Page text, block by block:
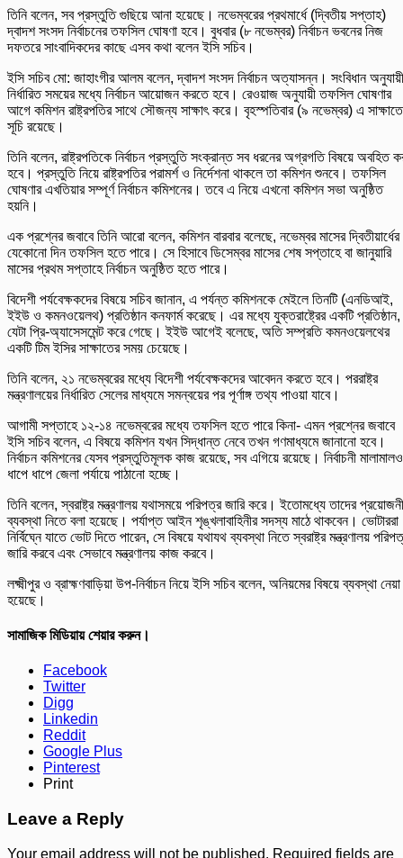
তিনি বলেন, সব প্রস্তুতি গুছিয়ে আনা হয়েছে। নভেম্বরের প্রথমার্ধে (দ্বিতীয় সপ্তাহ)
দ্বাদশ সংসদ নির্বাচনের তফসিল ঘোষণা হবে। বুধবার (৮ নভেম্বর) নির্বাচন ভবনের নিজ
দফতরে সাংবাদিকদের কাছে এসব কথা বলেন ইসি সচিব।
ইসি সচিব মো: জাহাংগীর আলম বলেন, দ্বাদশ সংসদ নির্বাচন অত্যাসন্ন। সংবিধান অনুযায়ী
নির্ধারিত সময়ের মধ্যে নির্বাচন আয়োজন করতে হবে। রেওয়াজ অনুযায়ী তফসিল ঘোষণার
আগে কমিশন রাষ্ট্রপতির সাথে সৌজন্য সাক্ষাৎ করে। বৃহস্পতিবার (৯ নভেম্বর) এ
সূচি রয়েছে।
তিনি বলেন, রাষ্ট্রপতিকে নির্বাচন প্রস্তুতি সংক্রান্ত সব ধরনের অগ্রগতি বিষয়ে অবহিত
হবে। প্রস্তুতি নিয়ে রাষ্ট্রপতির পরামর্শ ও নির্দেশনা থাকলে তা কমিশন শুনবে। তফসিল
ঘোষণার এখতিয়ার সম্পূর্ণ নির্বাচন কমিশনের। তবে এ নিয়ে এখনো কমিশন সভা অনুষ্ঠিত
হয়নি।
এক প্রশ্নের জবাবে তিনি আরো বলেন, কমিশন বারবার বলেছে, নভেম্বর মাসের দ্বিতীয়ার্ধের
যেকোনো দিন তফসিল হতে পারে। সে হিসাবে ডিসেম্বর মাসের শেষ সপ্তাহে বা জানুয়ারি
মাসের প্রথম সপ্তাহে নির্বাচন অনুষ্ঠিত হতে পারে।
বিদেশী পর্যবেক্ষকদের বিষয়ে সচিব জানান, এ পর্যন্ত কমিশনকে মেইলে তিনটি (এনডিআই,
ইইউ ও কমনওয়েলথ) প্রতিষ্ঠান কনফার্ম করেছে। এর মধ্যে যুক্তরাষ্ট্রের একটি প্রতিষ্ঠান,
যেটা প্রি-অ্যাসেসমেন্ট করে গেছে। ইইউ আগেই বলেছে, অতি সম্প্রতি কমনওয়েলথের
একটি টিম ইসির সাক্ষাতের সময় চেয়েছে।
তিনি বলেন, ২১ নভেম্বরের মধ্যে বিদেশী পর্যবেক্ষকদের আবেদন করতে হবে। পররাষ্ট্র
মন্ত্রণালয়ের নির্ধারিত সেলের মাধ্যমে সমন্বয়ের পর পূর্ণাঙ্গ তথ্য পাওয়া যাবে।
আগামী সপ্তাহে ১২-১৪ নভেম্বরের মধ্যে তফসিল হতে পারে কিনা- এমন প্রশ্নের জবাবে
ইসি সচিব বলেন, এ বিষয়ে কমিশন যখন সিদ্ধান্ত নেবে তখন গণমাধ্যমে জানানো হবে।
নির্বাচন কমিশনের যেসব প্রস্তুতিমূলক কাজ রয়েছে, সব এগিয়ে রয়েছে। নির্বাচনী মালামালও
ধাপে ধাপে জেলা পর্যায়ে পাঠানো হচ্ছে।
তিনি বলেন, স্বরাষ্ট্র মন্ত্রণালয় যথাসময়ে পরিপত্র জারি করে। ইতোমধ্যে তাদের
ব্যবস্থা নিতে বলা হয়েছে। পর্যাপ্ত আইন শৃঙ্খলাবাহিনীর সদস্য মাঠে থাকবেন। ভোটাররা
নির্বিঘ্নে যাতে ভোট দিতে পারেন, সে বিষয়ে যথাযথ ব্যবস্থা নিতে স্বরাষ্ট্র মন্ত্রণালয়
জারি করবে এবং সেভাবে মন্ত্রণালয় কাজ করবে।
লক্ষ্মীপুর ও ব্রাহ্মণবাড়িয়া উপ-নির্বাচন নিয়ে ইসি সচিব বলেন, অনিয়মের বিষয়ে ব্যবস্থা নেয়া
হয়েছে।
সামাজিক মিডিয়ায় শেয়ার করুন।
Facebook
Twitter
Digg
Linkedin
Reddit
Google Plus
Pinterest
Print
Leave a Reply
Your email address will not be published. Required fields are